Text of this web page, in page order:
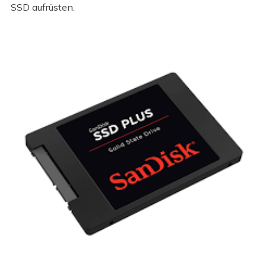
SSD aufrüsten.